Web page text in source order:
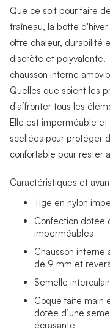
Que ce soit pour faire
traîneau, la botte
offre chaleur, durabilité
discrète et polyvalente.
chausson interne
Quelles que soient les
d'affronter tous les
Elle est imperméable
scellées pour protéger
confortable pour rester
Caractéristiques et
Tige en nylon
Confection dotée
imperméables
Chausson
de 9 mm et
Semelle
Coque faite main
dotée d’une
écrasante